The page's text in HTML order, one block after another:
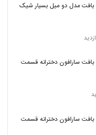
مدل دو میل بسیار شیک
سارافون دخترانه قسمت
سارافون دخترانه قسمت